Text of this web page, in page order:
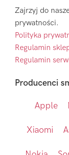
Zajrzyj do
prywatności.
Polityka
Regulamin
Regulamin
Producenci
Apple
Xiaomi